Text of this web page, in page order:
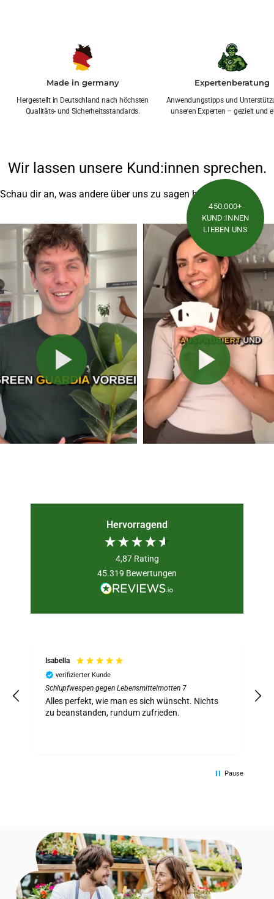
Made in germany
Hergestellt in Deutschland nach höchsten
Qualitäts- und Sicherheitsstandards.
Expertenberatung
Anwendungstipps und
unseren Experten – gezielt und
Wir lassen unsere Kund:innen sprechen.
Schau dir an, was andere über uns zu sagen haben
450.000+
KUND:INNEN
LIEBEN UNS
Hervorragend
4,87 Rating
45.319 Bewertungen
Isabella
verifizierter Kunde
Schlupfwespen gegen Lebensmittelmotten 7
Alles perfekt, wie man es sich wünscht. Nichts
zu beanstanden, rundum zufrieden.
Pause